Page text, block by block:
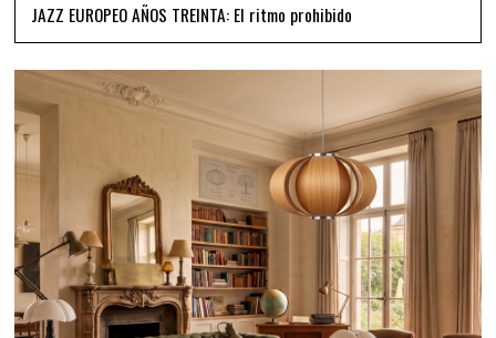
JAZZ EUROPEO AÑOS TREINTA: El ritmo prohibido